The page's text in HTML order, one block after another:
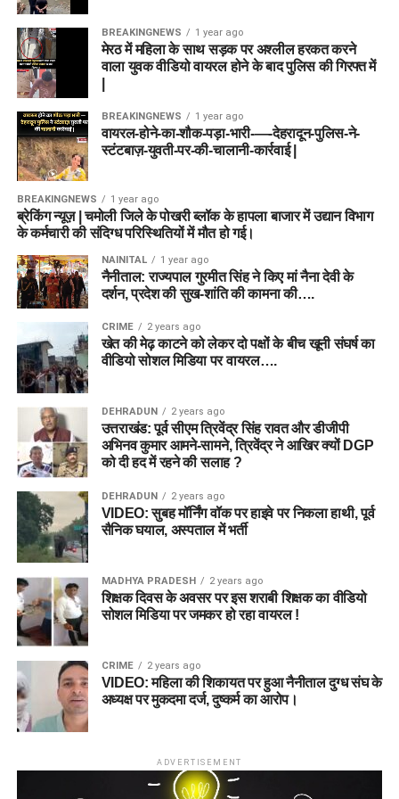
आज के मैच की भविष्यवाणी (TRT vs
SOB Match Winner Prediction)
टीम संतुलन, हालिया प्रदर्शन और घरेलू मैदान के फायदे को देखते हुए
रॉकेट्स (Trent Rockets)के यह मुकाबला जीतने की संभावना लगभग
60%है। हालांकि, यदि साउर्दर्न ब्रेव के शीर्ष क्रम के बल्लेबाज अच्छा
प्रदर्शन करते हैं, तो मुकाबला काफी रोमांचक हो सकता है।
निष्कर्ष (Conclusion)
TRT vs SOB Dream11 Prediction Match 29 के इस विश्लेषण में
हमने आपको पिच रिपोर्ट, खिलाड़ियों के फॉर्म, संभावित प्लेइंग 11 और हेड-
टू-हेड आंकड़ों के आधार पर सर्वश्रेष्ठ फैंटेसी कॉम्बिनेशन प्रदान किया है।
फैंटेसी खेल में जोखिम शामिल होता है, इसलिए टॉस के बाद आधिकारिक
प्लेइंग 11 आने पर अपनी टीम में अंतिम बदलाव अवश्य करें।
Disclaimer (अस्वीकरण)
यह फैंटेसी टीम लेखक के विश्लेषण, आंकड़ों और खेल के ज्ञान पर आधारित
है। अपनी फैंटेसी टीम बनाते समय बताए गए बिंदुओं का ध्यान रखें और अपने
जोखिम पर फैसला लें।
ऑलराउंडर
Georgia Adams, Chloe Tryon
गेंदबाज
Alana King, Lauren Bell,
कप्तान (C):Nat Sciver-Brunt
उपकप्तान (VC):
Team 2: Grand League / Mega
Contest Team
कैटेगिरी खिलाड़ी
बल्लेबाज
Smriti Mandhana (C)
ऑलराउंडर
Nat Sciver-Brunt, Ashleigh
Gardner, Heather Graham
गेंदबाज
Lauren Bell (VC)
Coleman
कप्तान (C):
उपकप्तान (VC): Lauren Bell
Fantasy Cricket Expert
Winning Tips (फैंटेसी क्रिकेट गुरु
मंत्र)
ही होती हैं, इसलिए उन ऑलराउंडर्स को अपनी टीम में प्राथमिकता
दें जो टॉप 4 में बल्लेबाजी करते हैं और कम से कम 15-20 गेंदें
Option 1: Small League / Head-to-
Head Team (Safe Team)
Batters:इब्राहिम जादरान (C), पॉल स्टर्लिंग, एंड्रयू बालबर्नी
All-rounders:अजमतुल्लाह उमरजई (VC), कर्टिस कैम्फर
Bowlers:
मुंद्रा
Captain Choice:
जादरान / राशिद खान
Vice-Captain Choice:
अजमतुल्लाह उमरजई /
रहमानुल्लाह गुरबाज
Option 2: Grand League / Mega
Contest Team (High Risk – High
Reward)
Wicket-keeper:
Batters:सिदीकुल्लाह अतल, हशमतुल्लाह शाहिदी, केड
कारमाइकल, हैरी टेक्टर
All-rounders:
Bowlers:राशिद खान (C), मार्क अडायर (VC), अल्लाह
गजनफर, गेविन होई
खान
BREAKINGNEWS 1 year ago
मेरठ में महिला के साथ सड़क पर अश्लील हरकत करने
वाला युवक वीडियो वायरल होने के बाद पुलिस की गिरफ्त में
BREAKINGNEWS 1 year ago
वायरल-होने-का-शौक-पड़ा-भारी-—-देहरादून-पुलिस-ने-
स्टंटबाज़-युवती-पर-की-चालानी-कार्रवाई |
BREAKINGNEWS 1 year ago
ब्रेकिंग न्यूज़ | चमोली जिले के पोखरी ब्लॉक के हापला बाजार में उद्यान विभाग
के कर्मचारी की संदिग्ध परिस्थितियों में मौत हो गई।
NAINITAL 1 year ago
नैनीताल: राज्यपाल गुरमीत सिंह ने किए मां नैना देवी के
दर्शन, प्रदेश की सुख-शांति की कामना की….
CRIME 2 years ago
खेत की मेढ़ काटने को लेकर दो पक्षों के बीच खूनी संघर्ष का
वीडियो सोशल मिडिया पर वायरल….
DEHRADUN 2 years ago
उत्तराखंड: पूर्व सीएम त्रिवेंद्र सिंह रावत और डीजीपी
अभिनव कुमार आमने-सामने, त्रिवेंद्र ने आखिर क्यों DGP
को दी हद में रहने की सलाह ?
DEHRADUN 2 years ago
VIDEO: सुबह मॉर्निंग वॉक पर हाइवे पर निकला हाथी, पूर्व
सैनिक घयाल, अस्पताल में भर्ती
MADHYA PRADESH 2 years ago
शिक्षक दिवस के अवसर पर इस शराबी शिक्षक का वीडियो
सोशल मिडिया पर जमकर हो रहा वायरल !
CRIME 2 years ago
VIDEO: महिला की शिकायत पर हुआ नैनीताल दुग्ध संघ के
अध्यक्ष पर मुकदमा दर्ज, दुष्कर्म का आरोप।
ADVERTISEMENT